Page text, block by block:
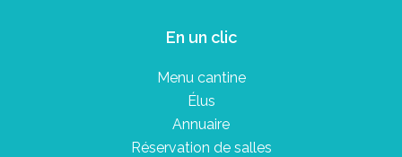
En un clic
Menu cantine
Élus
Annuaire
Réservation de salles